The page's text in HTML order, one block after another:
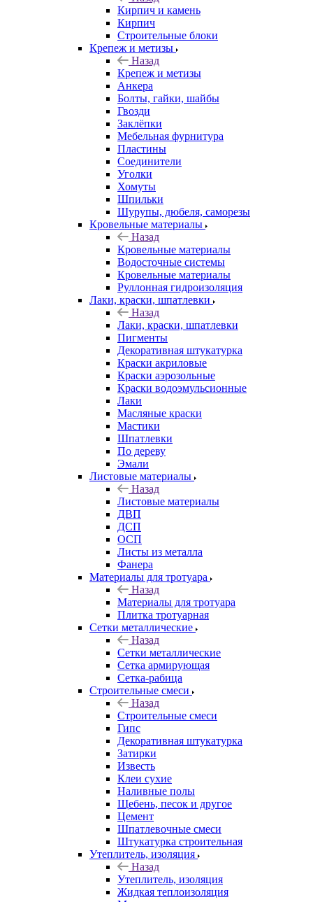
Кирпич и камень
Кирпич
Строительные блоки
Крепеж и метизы
Назад
Крепеж и метизы
Анкера
Болты, гайки, шайбы
Гвозди
Заклёпки
Мебельная фурнитура
Пластины
Соединители
Уголки
Хомуты
Шпильки
Шурупы, дюбеля, саморезы
Кровельные материалы
Назад
Кровельные материалы
Водосточные системы
Кровельные материалы
Руллонная гидроизоляция
Лаки, краски, шпатлевки
Назад
Лаки, краски, шпатлевки
Пигменты
Декоративная штукатурка
Краски акриловые
Краски аэрозольные
Краски водоэмульсионные
Лаки
Масляные краски
Мастики
Шпатлевки
По дереву
Эмали
Листовые материалы
Назад
Листовые материалы
ДВП
ДСП
ОСП
Листы из металла
Фанера
Материалы для тротуара
Назад
Материалы для тротуара
Плитка тротуарная
Сетки металлические
Назад
Сетки металлические
Сетка армирующая
Сетка-рабица
Строительные смеси
Назад
Строительные смеси
Гипс
Декоративная штукатурка
Затирки
Известь
Клеи сухие
Наливные полы
Щебень, песок и другое
Цемент
Шпатлевочные смеси
Штукатурка строительная
Утеплитель, изоляция
Назад
Утеплитель, изоляция
Жидкая теплоизоляция